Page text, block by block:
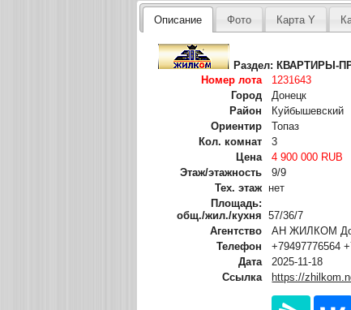
Описание Фото Карта Y
Раздел:КВАРТИРЫ-
Номер лота
1231643
Город
Донецк
Район
Куйбышевский
Ориентир
Топаз
Кол. комнат
3
Цена
4 900 000 RUB
Этаж/этажность
9/9
Тех. этаж нет
Площадь:
общ./жил./кухня
57/36/7
Агентство
АН ЖИЛКОМ
Телефон
+79497776564
Дата
2025-11-18
Ссылка
https://